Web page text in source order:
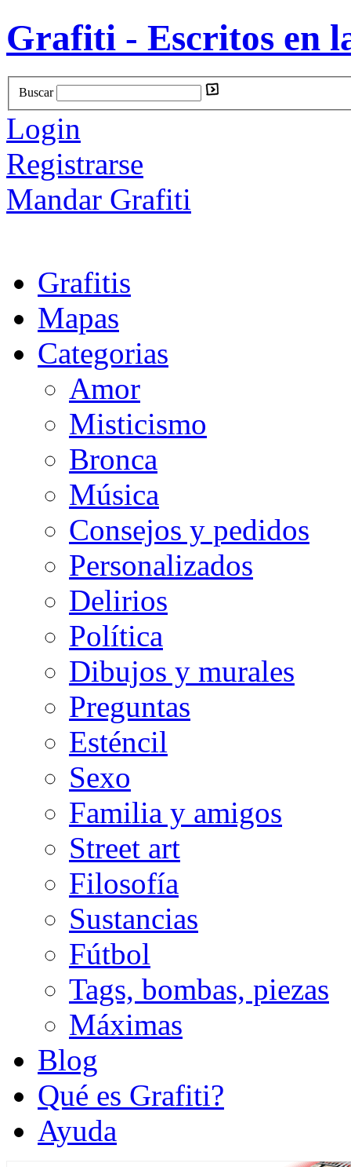
Grafiti - Escritos en
Buscar
Login
Registrarse
Mandar Grafiti
Grafitis
Mapas
Categorias
Amor
Misticismo
Bronca
Música
Consejos y pedidos
Personalizados
Delirios
Política
Dibujos y murales
Preguntas
Esténcil
Sexo
Familia y amigos
Street art
Filosofía
Sustancias
Fútbol
Tags, bombas, piezas
Máximas
Blog
Qué es Grafiti?
Ayuda